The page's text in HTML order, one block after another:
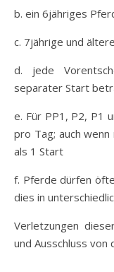
b. ein 6jähriges
c. 7jährige und
d. jede
separater Start
e. Für PP1, P2, P1
pro Tag; auch
als 1 Start
f. Pferde dürfen
dies in
Verletzungen
und Ausschluss von